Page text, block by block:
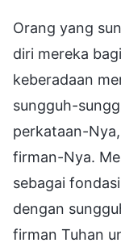
Orang yang
diri mereka
keberadaan
sungguh-
perkataan-
firman-Nya.
sebagai
dengan
firman Tuhan